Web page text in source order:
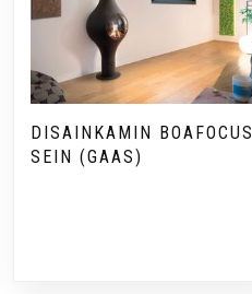
DISAINKAMIN BOAFOCUS
SEIN (GAAS)